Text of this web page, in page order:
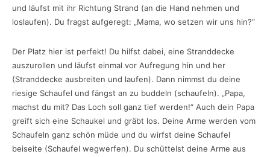
und läufst mit ihr Richtung Strand (an die Hand nehmen und
loslaufen). Du fragst aufgeregt: „Mama, wo setzen wir uns hin?“
Der Platz hier ist perfekt! Du hilfst dabei, eine Stranddecke
auszurollen und läufst einmal vor Aufregung hin und her
(Stranddecke ausbreiten und laufen). Dann nimmst du deine
riesige Schaufel und fängst an zu buddeln (schaufeln). „Papa,
machst du mit? Das Loch soll ganz tief werden!“ Auch dein Papa
greift sich eine Schaukel und gräbt los. Deine Arme werden vom
Schaufeln ganz schön müde und du wirfst deine Schaufel
beiseite (Schaufel wegwerfen). Du schüttelst deine Arme aus